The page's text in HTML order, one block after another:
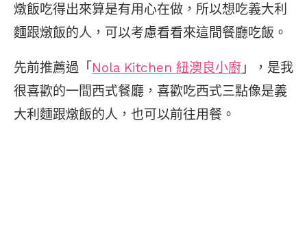
燉飯吃得出來算是有用心在做，所以想吃義大利
麵跟燉飯的人，可以考慮看看來這間餐廳吃飯。
先前推薦過「 Nola Kitchen 紐澳良小廚 」，是我
很喜歡的一間西式餐廳，喜歡吃西式三點像是義
大利麵跟燉飯的人，也可以前往用餐。